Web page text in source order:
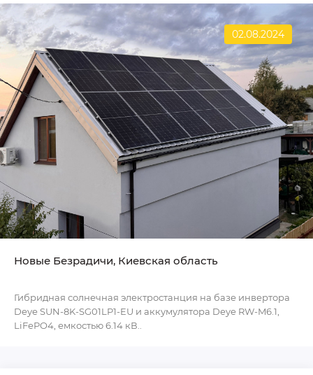
02.08.2024
Новые Безрадичи, Киевская область
Гибридная солнечная электростанция на базе инвертора
Deye SUN-8K-SG01LP1-EU и аккумулятора Deye RW-M6.1,
LiFePO4, емкостью 6.14 кВ..